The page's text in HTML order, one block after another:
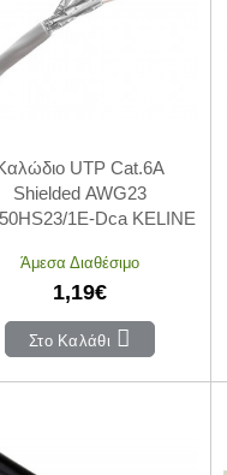
UTP Cat.6A
Shielded AWG23
1E-Dca KELINE
Άμεσα Διαθέσιμο
1,19€
Στο Καλάθι